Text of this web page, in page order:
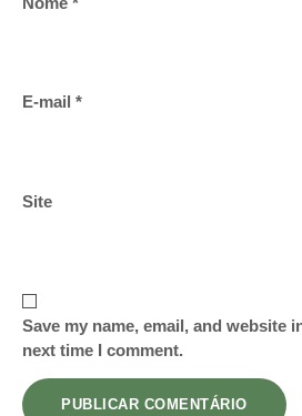
E-mail *
Site
Save my name, email, and website
next time I comment.